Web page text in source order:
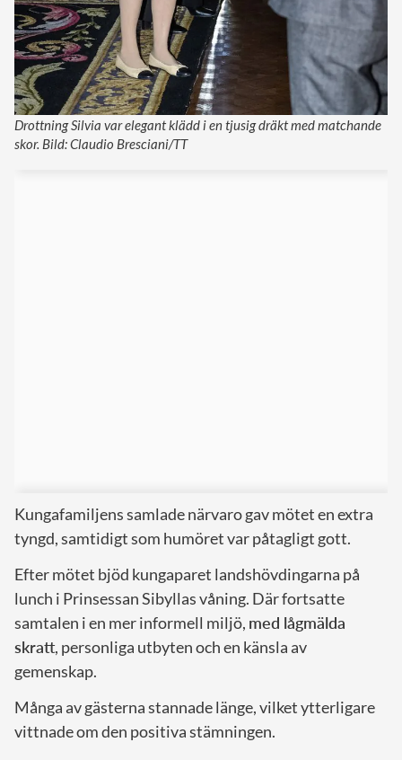
Drottning Silvia var elegant klädd i en tjusig dräkt med matchande
skor. Bild: Claudio Bresciani/TT
Kungafamiljens samlade närvaro gav mötet en extra
tyngd, samtidigt som humöret var påtagligt gott.
Efter mötet bjöd kungaparet landshövdingarna på
lunch i Prinsessan Sibyllas våning. Där fortsatte
samtalen i en mer informell miljö, med lågmälda
skratt, personliga utbyten och en känsla av
gemenskap.
Många av gästerna stannade länge, vilket ytterligare
vittnade om den positiva stämningen.